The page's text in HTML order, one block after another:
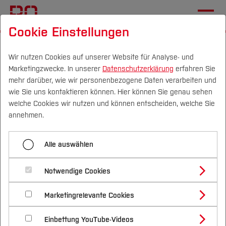
Campus Personen DE|EN Quicklinks
Studium
Studienangebote
Bachelorstudiengänge
Masterstudiengänge
Vor dem Studium
Bewerben & Einschreiben
Bewerbungsportal
Im Studium
Studienbüros und Prüfungen
Nach dem Studium
Forschung & Transfer
Profil
Forschungs- und Transferprofil
Schwerpunkte (FuT)
Beratung & Förderung
Nachhaltigkeit
Nachhaltigkeit studieren
International
Gremien
Beschließender Ausschuss Mechatronik
Menü aufklappen
Fachbereichsrat
Beschließenden Ausschuss CVH
Studienbeirat
Beschließender Ausschuss
Mechatronik
Cookie Einstellungen
Wir nutzen Cookies auf unserer Website für Analyse- und
Marketingzwecke. In unserer Datenschutzerklärung erfahren Sie
mehr darüber, wie wir personenbezogene Daten verarbeiten und
wie Sie uns kontaktieren können. Hier können Sie genau sehen
welche Cookies wir nutzen und können entscheiden, welche Sie
annehmen.
Alle auswählen
Notwendige Cookies
Marketingrelevante Cookies
Einbettung YouTube-Videos